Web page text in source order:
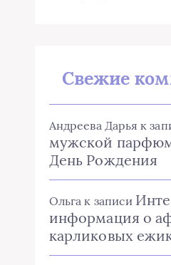
Свежие
Андреева Дарья к
мужской
День Рождения
Ольга к записи
информация о
карликовых